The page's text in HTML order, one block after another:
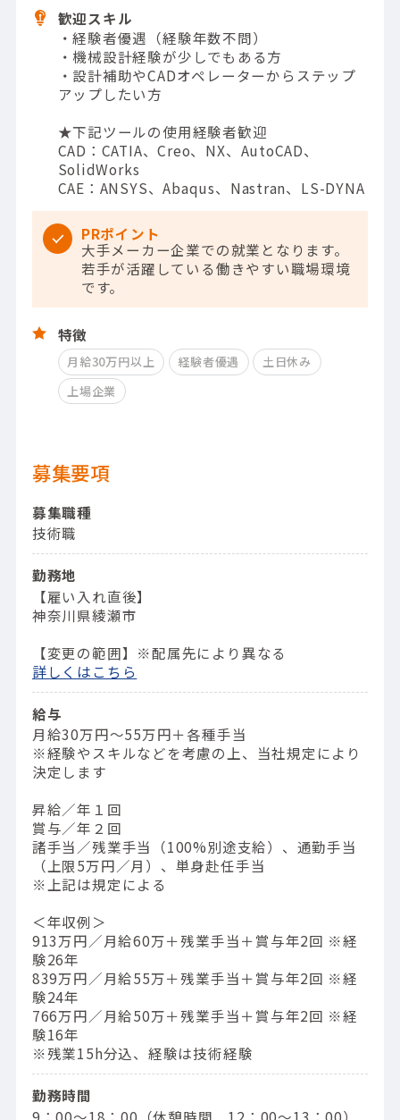
歓迎スキル
・経験者優遇（経験年数不問）
・機械設計経験が少しでもある方
・設計補助やCADオペレーターからステップ
アップしたい方
★下記ツールの使用経験者歓迎
CAD：CATIA、Creo、NX、AutoCAD、
SolidWorks
CAE：ANSYS、Abaqus、Nastran、LS-DYNA
PRポイント
大手メーカー企業での就業となります。
若手が活躍している働きやすい職場環境
です。
特徴
月給30万円以上 経験者優遇
土日休み
上場企業
募集要項
募集職種
技術職
勤務地
【雇い入れ直後】
神奈川県綾瀬市
【変更の範囲】※配属先により異なる
詳しくはこちら
給与
月給30万円～55万円＋各種手当
※経験やスキルなどを考慮の上、当社規定により
決定します
昇給／年１回
賞与／年２回
諸手当／残業手当（100%別途支給）、通勤手当
（上限5万円／月）、単身赴任手当
※上記は規定による
＜年収例＞
913万円／⽉給60万＋残業⼿当＋賞与年2回 ※経
験26年
839万円／⽉給55万＋残業⼿当＋賞与年2回 ※経
験24年
766万円／⽉給50万＋残業⼿当＋賞与年2回 ※経
験16年
※残業15h分込、経験は技術経験
勤務時間